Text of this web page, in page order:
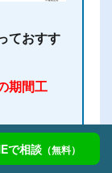
ておすす
期間工
万全！
事がした
で相談（無料）